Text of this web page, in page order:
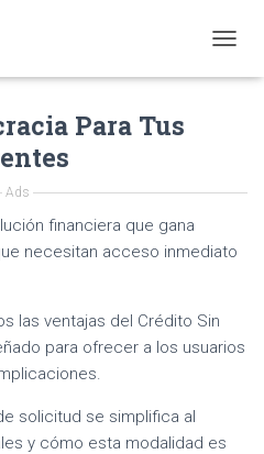
O
I
O
Para Tus
Ads
financiera que gana
necesitan acceso inmediato
las ventajas del Crédito Sin
para ofrecer a los usuarios
solicitud se simplifica al
y cómo esta modalidad es